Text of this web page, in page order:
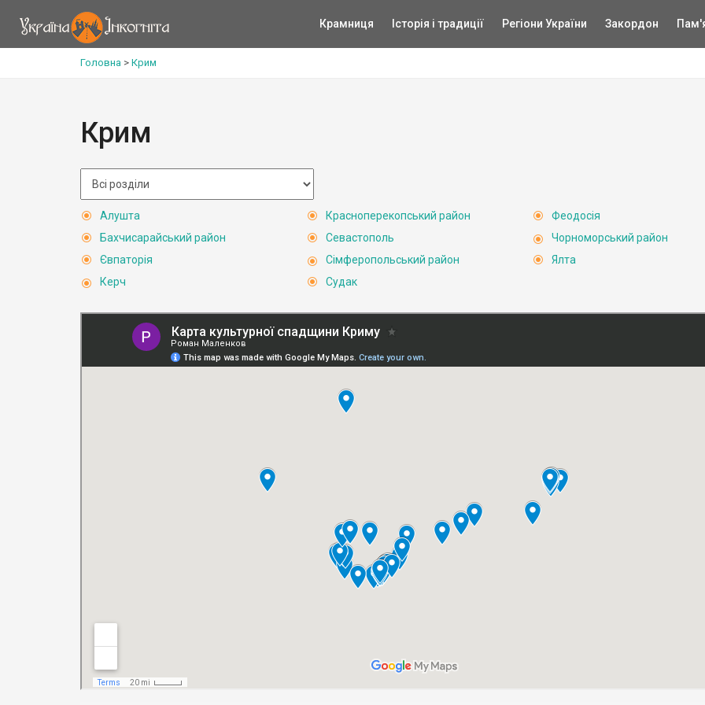
Крамниця Історія і традиції Регіони України Закордон
Головна > Крим
Крим
Алушта
Бахчисарайський район
Євпаторія
Керч
Красноперекопський район
Севастополь
Сімферопольський район
Судак
Феодосія
Чорноморський район
Ялта